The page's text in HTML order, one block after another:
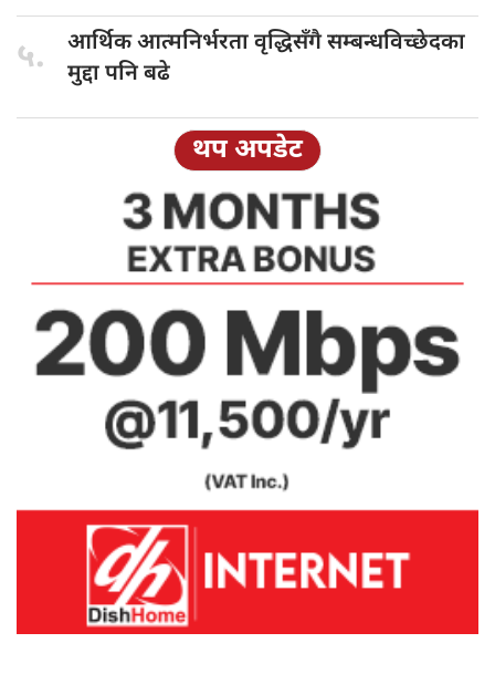
५. आर्थिक आत्मनिर्भरतावृद्धिसँगै सम्बन्धविच्छेदका
मुद्दा पनि बढे
थप अपडेट